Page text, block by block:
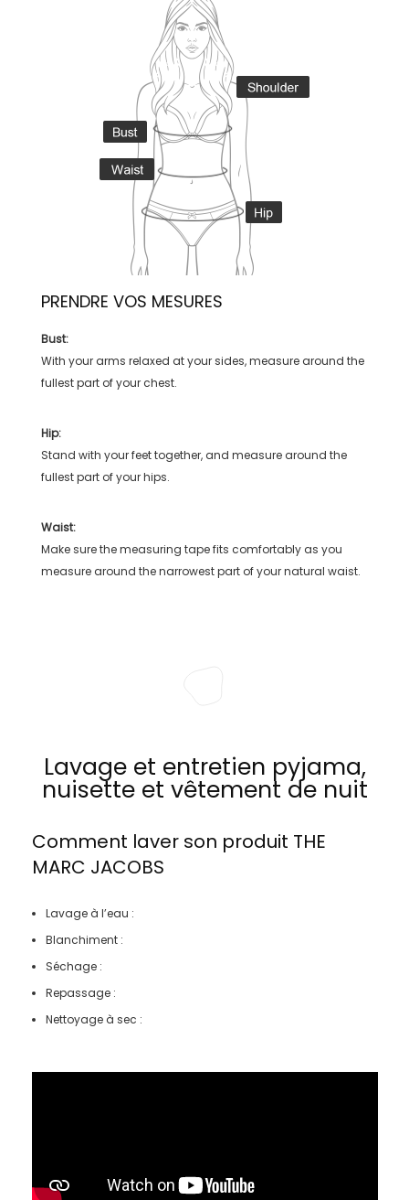
PRENDRE VOS MESURES
Bust:
With your arms relaxed at your sides, measure around the
fullest part of your chest.
Hip:
Stand with your feet together, and measure around the
fullest part of your hips.
Waist:
Make sure the measuring tape fits comfortably as you
measure around the narrowest part of your natural waist.
Lavage et entretien pyjama,
nuisette et vêtement de nuit
Comment laver son produit THE
MARC JACOBS
Lavage à l’eau :
Blanchiment :
Séchage :
Repassage :
Nettoyage à sec :